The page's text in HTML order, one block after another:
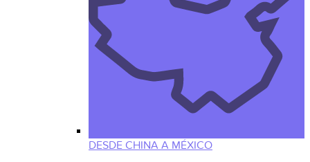
DESDE CHINA A MÉXICO